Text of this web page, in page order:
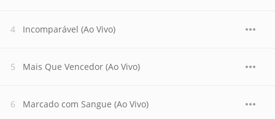
Incomparável (Ao Vivo)
Mais Que Vencedor (Ao Vivo)
Marcado com Sangue (Ao Vivo)